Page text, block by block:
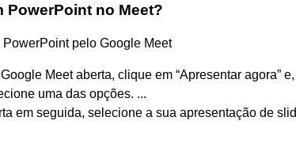
PowerPoint no Meet?
pelo Google Meet
Meet aberta, clique em “Apresentar agora”
uma das opções. ...
em seguida, selecione a sua apresentação de